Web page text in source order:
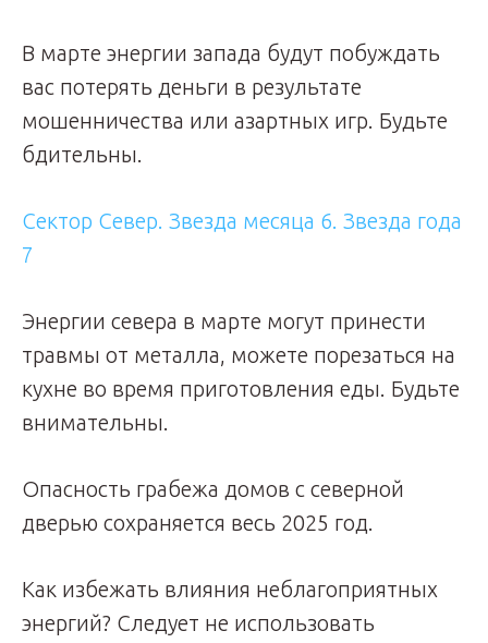
В марте энергии запада будут побуждать
вас потерять деньги в результате
мошенничества или азартных игр. Будьте
бдительны.
Сектор Север. Звезда месяца 6. Звезда года
7
Энергии севера в марте могут принести
травмы от металла, можете порезаться на
кухне во время приготовления еды. Будьте
внимательны.
Опасность грабежа домов с северной
дверью сохраняется весь 2025 год.
Как избежать влияния неблагоприятных
энергий? Следует не использовать